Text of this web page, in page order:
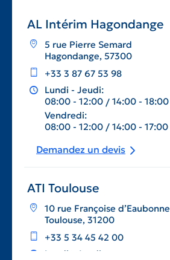
AL Intérim Hagondange
5 rue Pierre Semard
Hagondange, 57300
+33 3 87 67 53 98
Lundi - Jeudi:
08:00 - 12:00
14:00 - 18:00
Vendredi:
08:00 - 12:00
14:00 - 17:00
Demandez un devis
ATI Toulouse
10 rue Françoise d’Eaubonne
Toulouse, 31200
+33 5 34 45 42 00
Lundi - Jeudi: